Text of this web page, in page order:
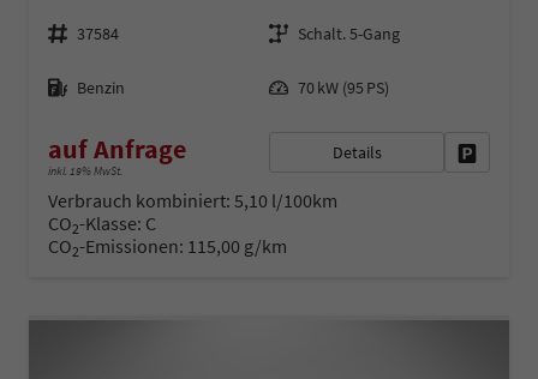
Fahrzeugnr.
37584
Getriebe
Schalt. 5-Gang
Kraftstoff
Benzin 70 kW (95 PS)
auf Anfrage
inkl. 19% MwSt.
Details
Verbrauch kombiniert: 5,10 l/100km
CO2-Klasse: C
CO2-Emissionen: 115,00 g/km